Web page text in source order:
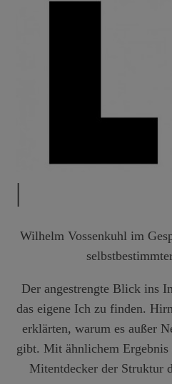
|
Wilhelm Vossenkuhl im
Der angestrengte Blick ins
das eigene Ich zu finden.
erklärten, warum es außer
gibt. Mit ähnlichem
Mitentdecker der Struktur